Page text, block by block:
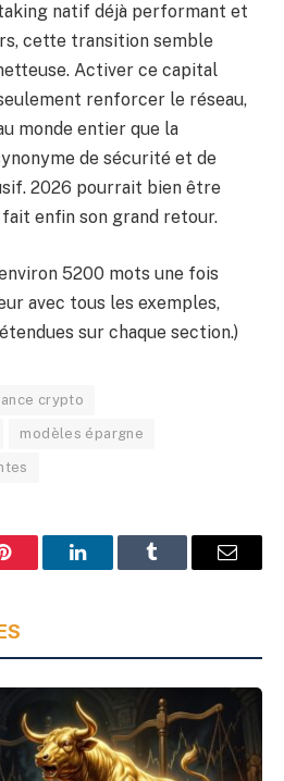
natif déjà performant et
cette transition semble
Activer ce capital
renforcer le réseau,
monde entier que la
de sécurité et de
2026 pourrait bien être
fait enfin son grand retour.
5200 mots une fois
avec tous les exemples,
sur chaque section.)
crypto
modèles épargne
Pinterest LinkedInTumblr Email